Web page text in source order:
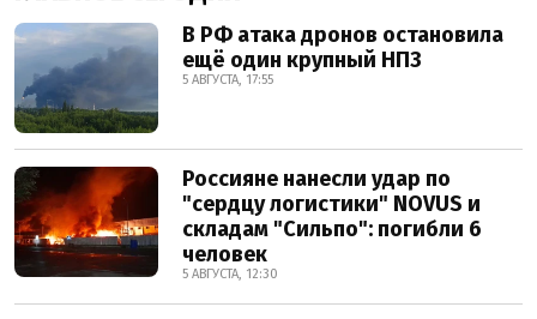
В РФ атака дронов остановила
ещё один крупный НПЗ
5 АВГУСТА, 17:55
Россияне нанесли удар по
"сердцу логистики" NOVUS и
складам "Сильпо": погибли 6
человек
5 АВГУСТА, 12:30